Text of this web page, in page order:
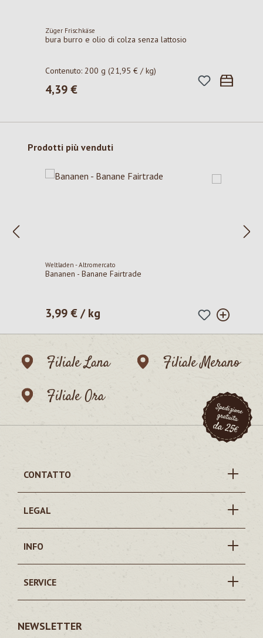
Züger Frischkäse
bura burro e olio di colza senza lattosio
Contenuto:200 g(21,95 € / kg)
Prezzo normale:
4,39 €
Salta la galleria dei prodotti
Prodotti più venduti
Weltladen - Altromercato
Bananen - Banane Fairtrade
Prezzo normale:
3,99 € / kg
Filiale Lana
Filiale Merano
Filiale Ora
CONTATTO
LEGAL
INFO
SERVICE
NEWSLETTER